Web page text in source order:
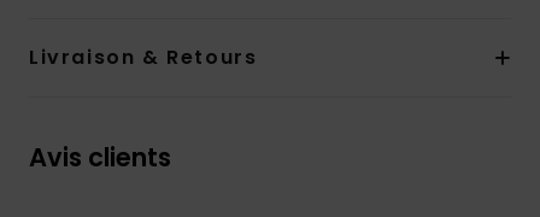
Livraison & Retours
Avis clients